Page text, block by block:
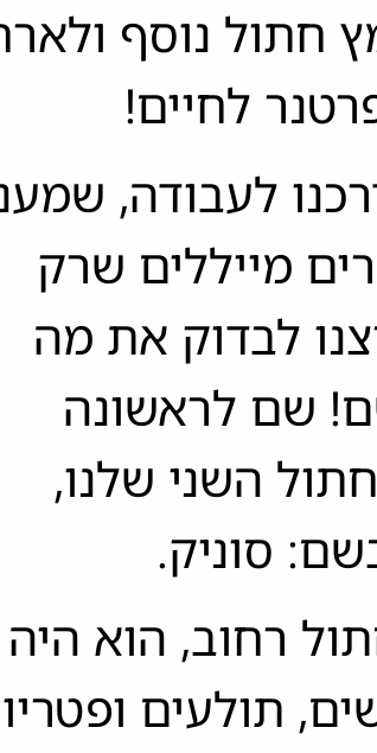
חתול נוסף
לחיים!
לעבודה,
מייללים שרק
לבדוק את מה
שם לראשונה
השני שלנו,
סוניק.
רחוב, הוא היה
תולעים